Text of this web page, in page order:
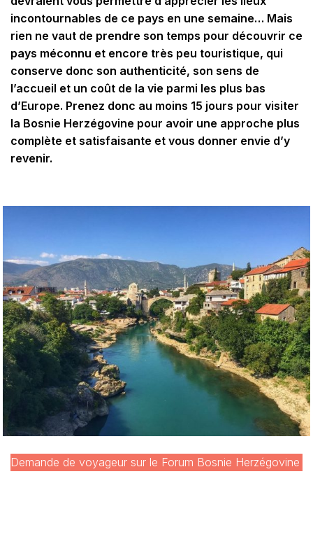
incontournables de ce pays en une semaine… Mais
rien ne vaut de prendre son temps pour découvrir ce
pays méconnu et encore très peu touristique, qui
conserve donc son authenticité, son sens de
l’accueil et un coût de la vie parmi les plus bas
d’Europe. Prenez donc au moins 15 jours pour visiter
la Bosnie Herzégovine pour avoir une approche plus
complète et satisfaisante et vous donner envie d’y
revenir.
Demande de voyageur sur le Forum Bosnie Herzégovine